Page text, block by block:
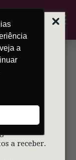
falsas
a receber.
a